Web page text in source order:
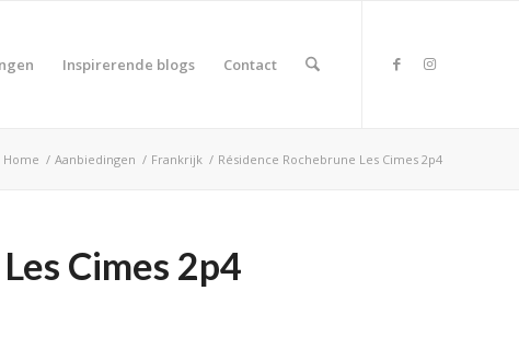
Inspirerende blogs Contact
Home / Aanbiedingen / Frankrijk / Résidence Rochebrune Les Cimes 2p4
Cimes 2p4